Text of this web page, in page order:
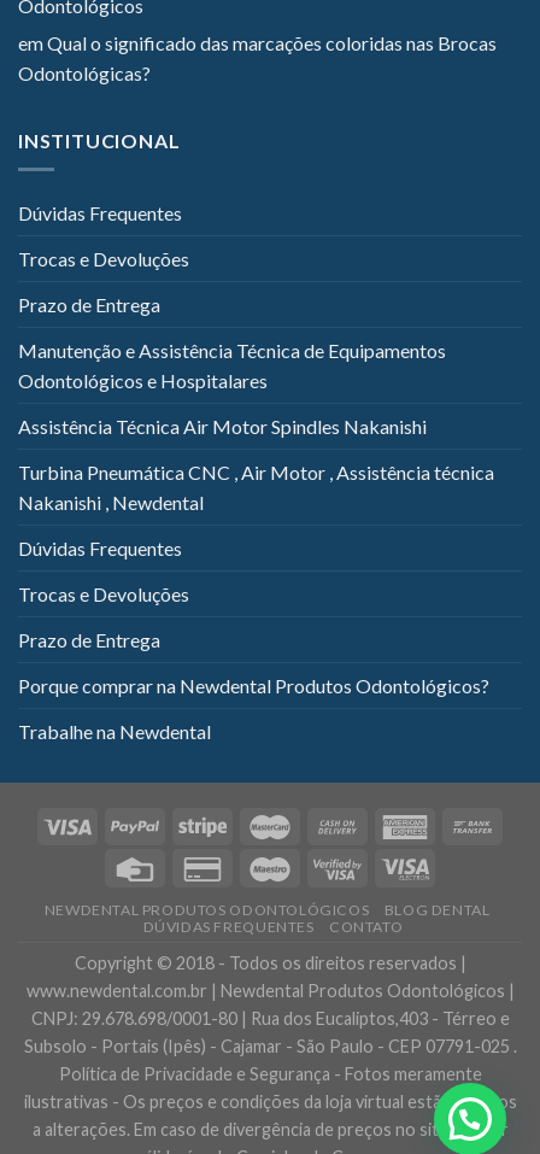
Odontológicos
emQual o significado das marcações coloridas nas Brocas
Odontológicas?
INSTITUCIONAL
Dúvidas Frequentes
Trocas e Devoluções
Prazo de Entrega
Manutenção e Assistência Técnica de Equipamentos
Odontológicos e Hospitalares
Assistência Técnica Air Motor Spindles Nakanishi
Turbina Pneumática CNC , Air Motor , Assistência técnica
Nakanishi , Newdental
Dúvidas Frequentes
Trocas e Devoluções
Prazo de Entrega
Porque comprar na Newdental Produtos Odontológicos?
Trabalhe na Newdental
NEWDENTAL PRODUTOS ODONTOLÓGICOS
BLOG DENTAL
DÚVIDAS FREQUENTES
CONTATO
Copyright © 2018 - Todos os direitos reservados |
www.newdental.com.br | Newdental Produtos Odontológicos |
CNPJ: 29.678.698/0001-80 | Rua dos Eucaliptos,403 - Térreo e
Subsolo - Portais (Ipês) - Cajamar - São Paulo - CEP 07791-025 .
Política de Privacidade e Segurança - Fotos meramente
ilustrativas - Os preços e condições da loja virtual estão sujeitos
a alterações. Em caso de divergência de preços no site, o valor